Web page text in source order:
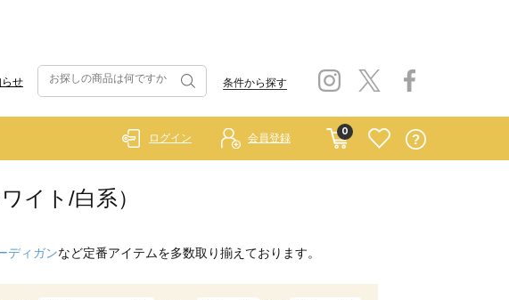
せ 条件から探す
0
ログイン 会員登録
イト/白系）
ディガンなど定番アイテムを多数取り揃えております。